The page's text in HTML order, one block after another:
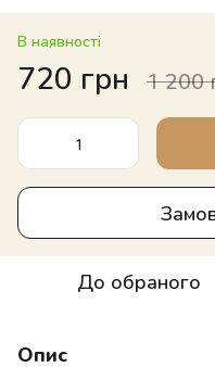
В наявності
720 грн 1 200
До обраного
Опис